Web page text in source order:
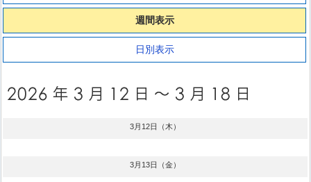
週間表示
日別表示
3月12日（木）
3月13日（金）